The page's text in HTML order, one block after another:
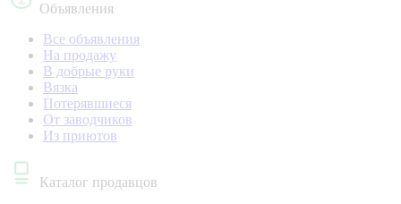
Объявления
Все объявления
На продажу
В добрые руки
Вязка
Потерявшиеся
От заводчиков
Из приютов
Каталог продавцов